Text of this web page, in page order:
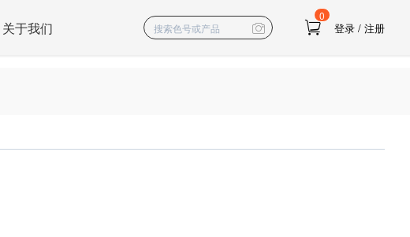
关于我们
0
登录 / 注册